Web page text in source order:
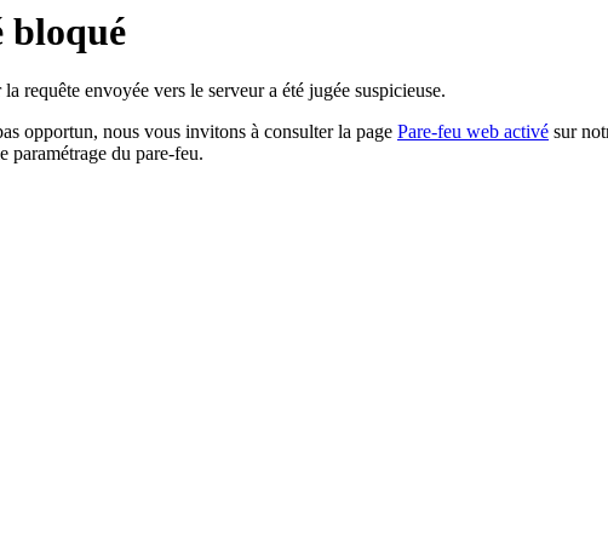
bloqué
requête envoyée vers le serveur a été jugée suspicieuse.
opportun, nous vous invitons à consulter la page Pare-feu web activé sur
paramétrage du pare-feu.